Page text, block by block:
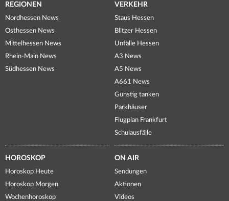
REGIONEN
Nordhessen News
Osthessen News
Mittelhessen News
Rhein-Main News
Südhessen News
VERKEHR
Staus Hessen
Blitzer Hessen
Unfälle Hessen
A3 News
A5 News
A661 News
Günstig tanken
Parkhäuser
Flugplan Frankfurt
Schulausfälle
HOROSKOP
Horoskop Heute
Horoskop Morgen
Wochenhoroskop
ON AIR
Sendungen
Aktionen
Videos